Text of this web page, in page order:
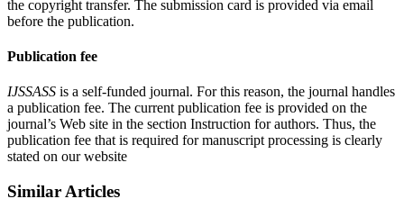
the copyright transfer. The submission card is provided via email
before the publication.
Publication fee
IJSSASS is a self-funded journal. For this reason, the journal handles
a publication fee. The current publication fee is provided on the
journal’s Web site in the section Instruction for authors. Thus, the
publication fee that is required for manuscript processing is clearly
stated on our website
Similar Articles